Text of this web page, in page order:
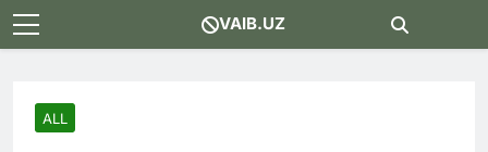
Skip
to
VAIB.UZ
ALL